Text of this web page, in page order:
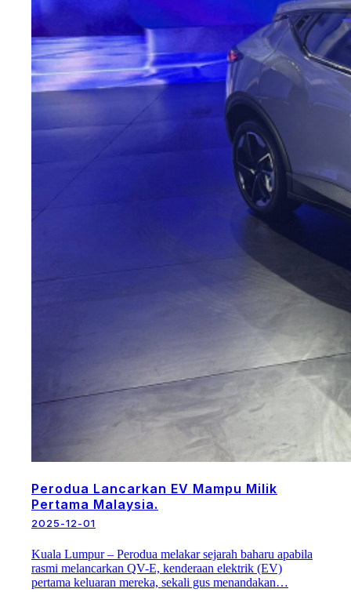
Perodua Lancarkan EV Mampu Milik
Pertama Malaysia.
2025-12-01
Kuala Lumpur – Perodua melakar sejarah baharu apabila
rasmi melancarkan QV-E, kenderaan elektrik (EV)
pertama keluaran mereka, sekali gus menandakan…